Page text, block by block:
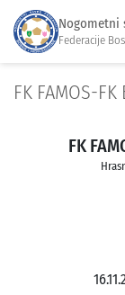
Nogometni
Federacije
FK FAMOS-FK
FK